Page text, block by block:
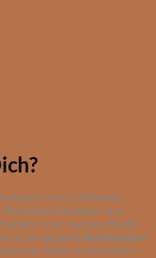
Körper durch fließende
Rhythmus bewegen und
und -bahnen (Nadis
die gezielte Kombination
ein tiefer Zustand der